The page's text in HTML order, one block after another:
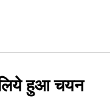
लिये हुआ चयन